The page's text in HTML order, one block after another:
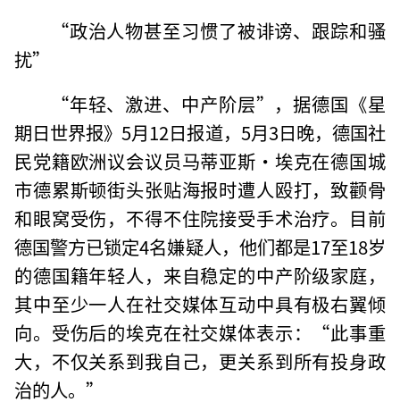
“政治人物甚至习惯了被诽谤、跟踪和骚
扰”
“年轻、激进、中产阶层”，据德国《星
期日世界报》5月12日报道，5月3日晚，德国社
民党籍欧洲议会议员马蒂亚斯·埃克在德国城
市德累斯顿街头张贴海报时遭人殴打，致颧骨
和眼窝受伤，不得不住院接受手术治疗。目前
德国警方已锁定4名嫌疑人，他们都是17至18岁
的德国籍年轻人，来自稳定的中产阶级家庭，
其中至少一人在社交媒体互动中具有极右翼倾
向。受伤后的埃克在社交媒体表示：“此事重
大，不仅关系到我自己，更关系到所有投身政
治的人。”